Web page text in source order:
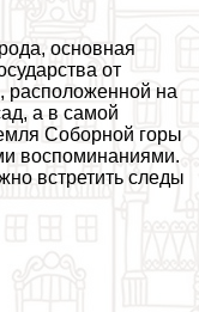
основная
от
расположенной на
а в самой
Соборной горы
воспоминаниями.
встретить следы